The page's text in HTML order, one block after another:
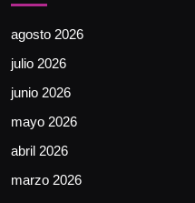
agosto 2026
julio 2026
junio 2026
mayo 2026
abril 2026
marzo 2026